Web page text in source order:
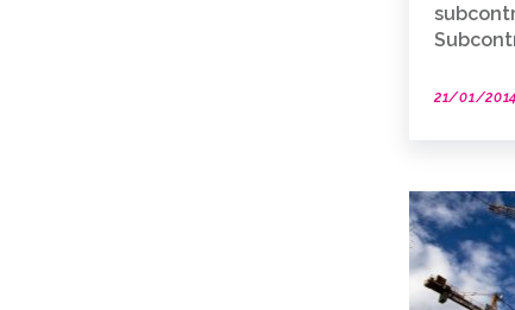
21/01/2014